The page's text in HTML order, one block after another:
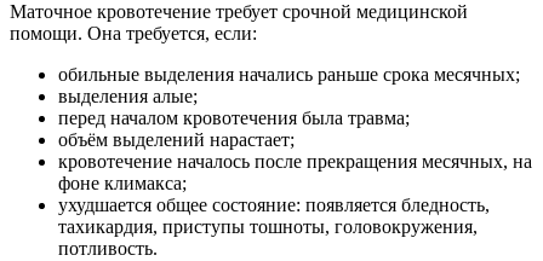
Маточное кровотечение требует срочной медицинской
помощи. Она требуется, если:
обильные выделения начались раньше срока месячных;
выделения алые;
перед началом кровотечения была травма;
объём выделений нарастает;
кровотечение началось после прекращения месячных, на
фоне климакса;
ухудшается общее состояние: появляется бледность,
тахикардия, приступы тошноты, головокружения,
потливость.